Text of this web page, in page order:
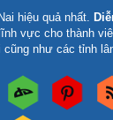
hiệu quả nhất.
vực cho thành
như các tỉnh